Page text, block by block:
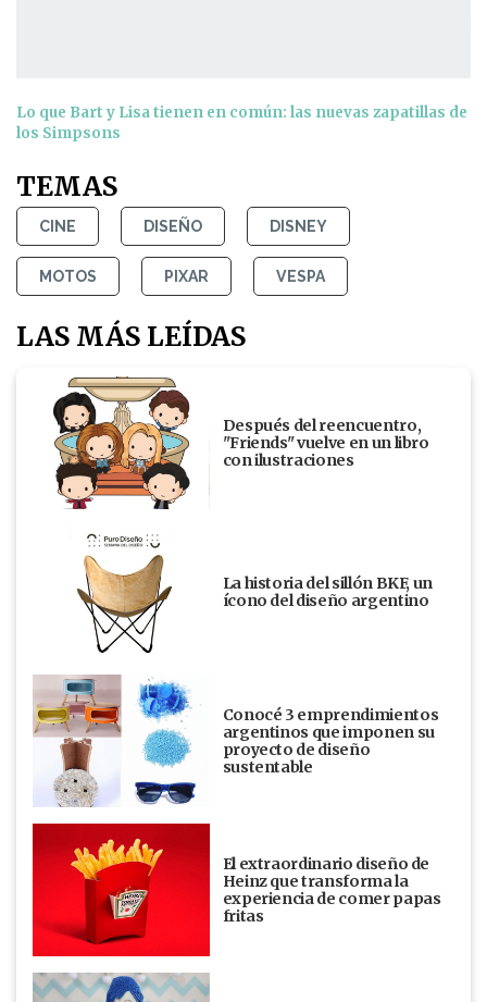
Lo que Bart y Lisa tienen en común: las nuevas zapatillas de
los Simpsons
TEMAS
CINE DISEÑO DISNEY
MOTOS PIXAR VESPA
LAS MÁS LEÍDAS
Después del reencuentro,
"Friends" vuelve en un libro
con ilustraciones
La historia del sillón BKF, un
ícono del diseño argentino
Conocé 3 emprendimientos
argentinos que imponen su
proyecto de diseño
sustentable
El extraordinario diseño de
Heinz que transforma la
experiencia de comer papas
fritas